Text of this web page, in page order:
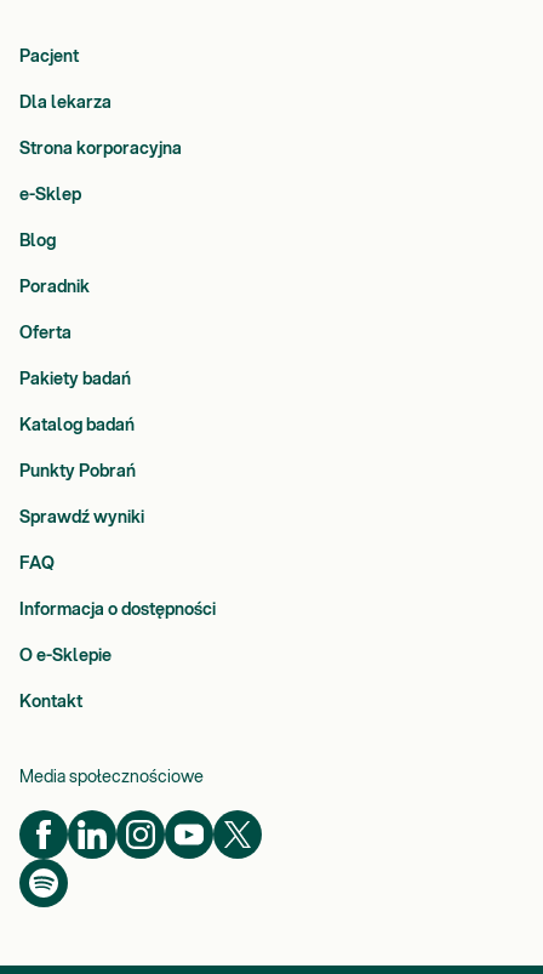
Pacjent
Dla lekarza
Strona korporacyjna
e-Sklep
Blog
Poradnik
Oferta
Pakiety badań
Katalog badań
Punkty Pobrań
Sprawdź wyniki
FAQ
Informacja o dostępności
O e-Sklepie
Kontakt
Media społecznościowe